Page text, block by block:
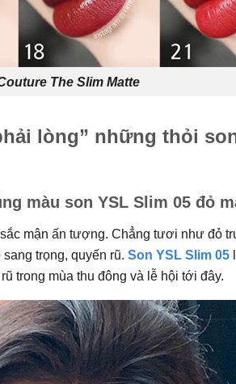
The Slim Matte
lòng” những thỏi
màu son YSL Slim 05 đỏ
mận ấn tượng. Chẳng tươi như đỏ
trọng, quyến rũ. Son YSL Slim 05
trong mùa thu đông và lễ hội tới đây.